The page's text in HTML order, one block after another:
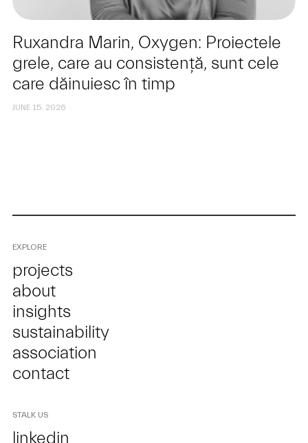
Ruxandra Marin, Oxygen: Proiectele
grele, care au consistență, sunt cele
care dăinuiesc în timp
JUNE 15. 2026
EXPLORE
projects
about
insights
sustainability
association
contact
STALK US
linkedin